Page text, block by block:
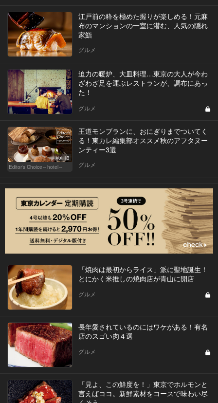
江戸前の粋を極めた握りが楽しめる！元麻
布のマンションの一室に潜む、人気の隠れ
家鮨
グルメ
迫力の暖炉、大皿料理…東京の大人が今わ
ざわざ足を運ぶレストランが、調布にあっ
た！
グルメ
Vol.13
Editor's Choice～hotel～
王道モンブランに、おにぎりまでついてく
る！東カレ編集部オススメ秋のアフタヌー
ンティー3選
グルメ
「焼肉は最初からライス」派に聖地誕生！
とにかく米推しの焼肉店が青山に開店
グルメ
長年愛されているのにはワケがある！有名
店のスゴい肉４選
グルメ
「見よ、この鮮度を！」東京でホルモンと
言えばココ。新鮮素材をコースで味わい尽